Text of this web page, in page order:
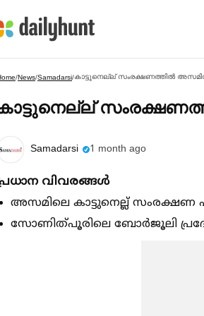
/News/Samadarsi/കാട്ടുനെല്ല് സംരക്ഷണത്തില്‍ അസമിന്
Samadarsi 1 month ago
വിവരങ്ങള്‍
അസമിലെ കാട്ടുനെല്ല് സംരക്ഷണ
സോണിത്പൂരിലെ ബോർജൂലി